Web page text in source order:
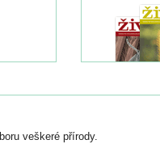
veškeré přírody.